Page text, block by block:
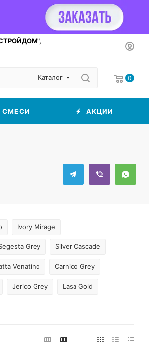
Каталог 0
СМЕСИ АКЦИИ
Ivory Mirage
Grey Silver Cascade
Venatino Carnico Grey
Jerico Grey Lasa Gold